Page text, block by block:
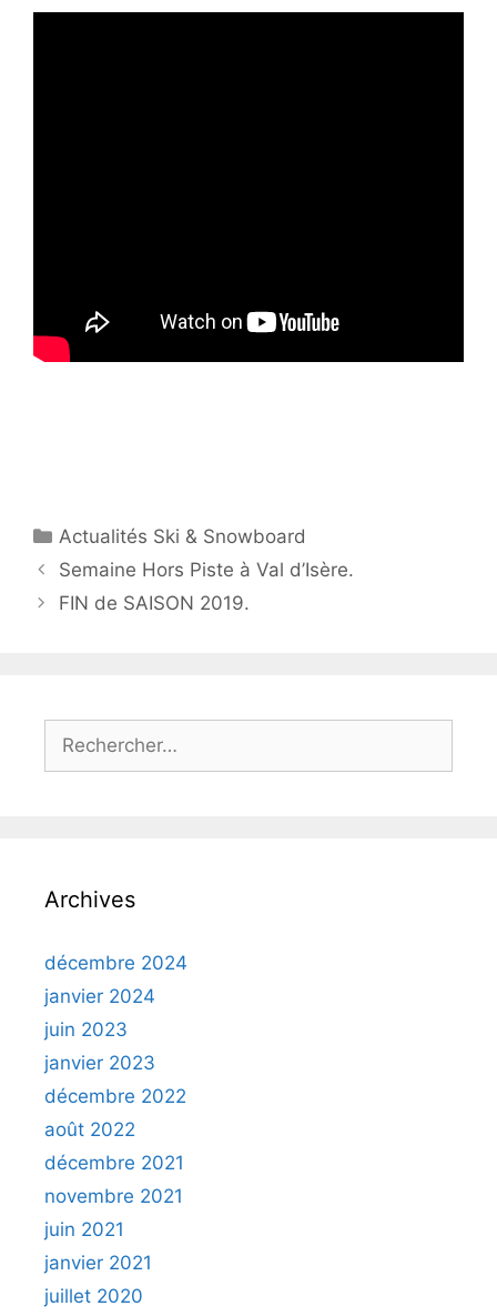
Catégories
Actualités Ski & Snowboard
Semaine Hors Piste à Val d’Isère.
FIN de SAISON 2019.
Rechercher :
Archives
décembre 2024
janvier 2024
juin 2023
janvier 2023
décembre 2022
août 2022
décembre 2021
novembre 2021
juin 2021
janvier 2021
juillet 2020